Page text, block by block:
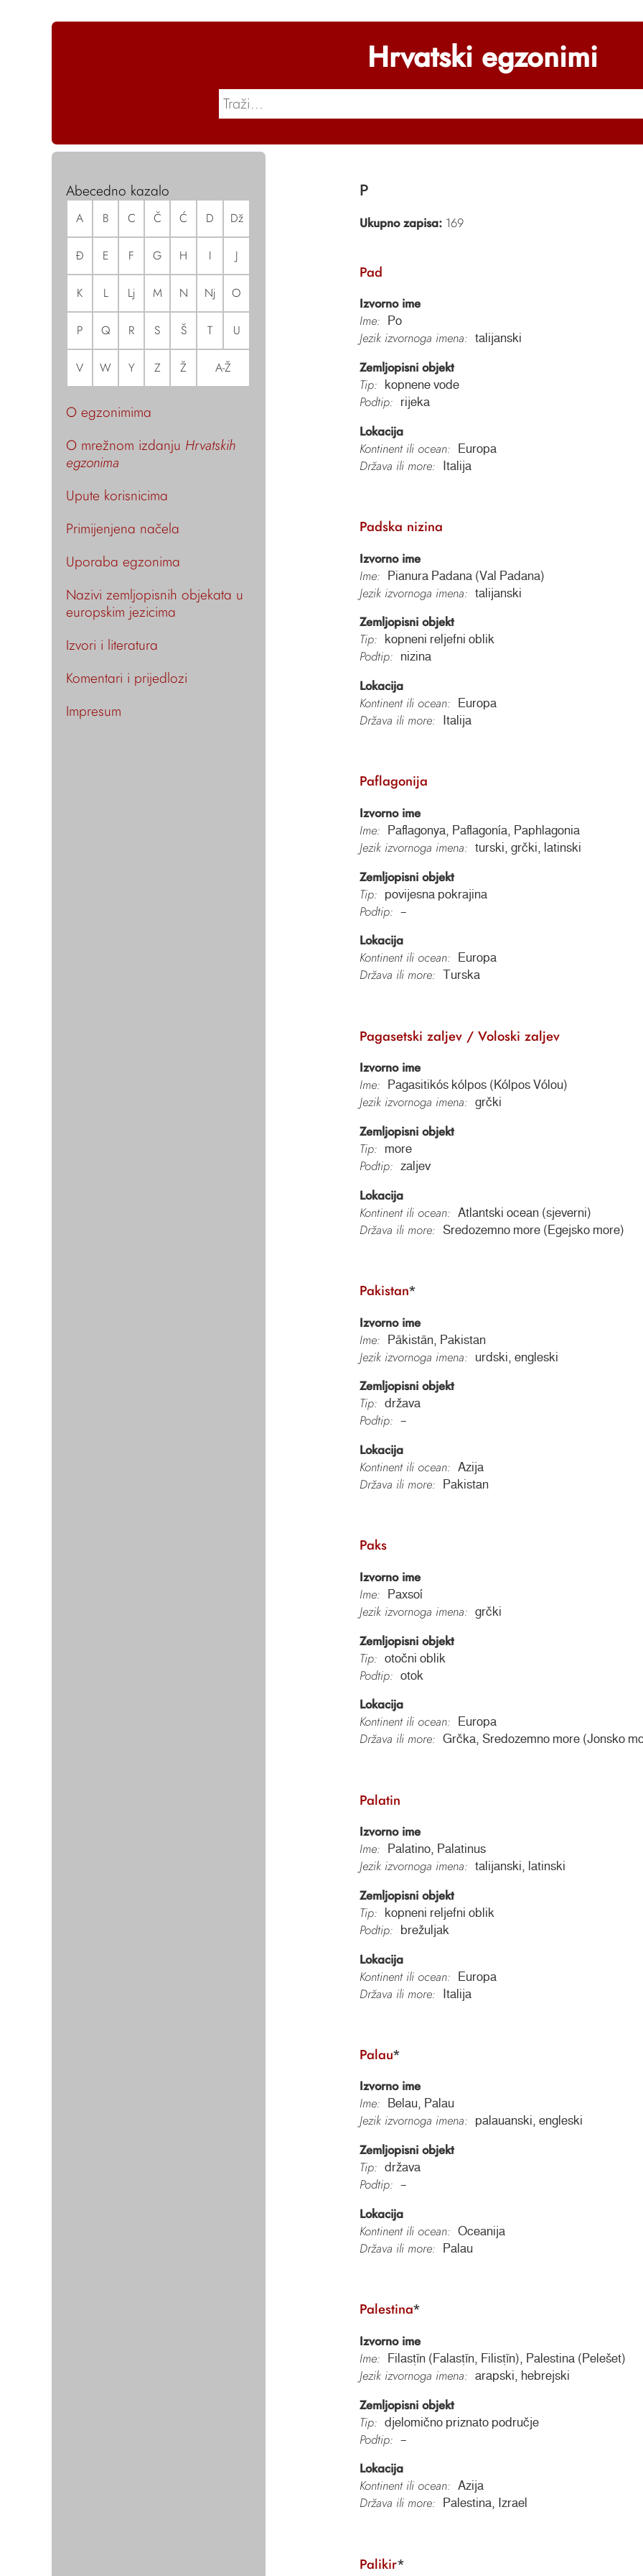
Hrvatski egzonimi
Abecedno kazalo
A B C Č Ć D Dž
Đ E F G H I J
K L Lj M N Nj O
P Q R S Š T U
V W Y Z Ž A-Ž
O egzonimima
O mrežnom izdanju Hrvatskih
egzonima
Upute korisnicima
Primijenjena načela
Uporaba egzonima
Nazivi zemljopisnih objekata u
europskim jezicima
Izvori i literatura
Komentari i prijedlozi
Impresum
P
Ukupno zapisa:169
Pad
Izvorno ime
Ime:
Po
Jezik izvornoga imena: talijanski
Zemljopisni objekt
Tip:
kopnene vode
Podtip: rijeka
Lokacija
Kontinent ili ocean:
Europa
Država ili more: Italija
Padska nizina
Izvorno ime
Ime:
Pianura Padana (Val Padana)
Jezik izvornoga imena: talijanski
Zemljopisni objekt
Tip:
kopneni reljefni oblik
Podtip: nizina
Lokacija
Kontinent ili ocean:
Europa
Država ili more: Italija
Paflagonija
Izvorno ime
Ime:
Paflagonya, Paflagonía, Paphlagonia
Jezik izvornoga imena: turski, grčki, latinski
Zemljopisni objekt
Tip:
povijesna pokrajina
Podtip: –
Lokacija
Kontinent ili ocean:
Europa
Država ili more: Turska
Pagasetski zaljev / Voloski zaljev
Izvorno ime
Ime:
Pagasitikós kólpos (Kólpos Vólou)
Jezik izvornoga imena: grčki
Zemljopisni objekt
Tip:
more
Podtip: zaljev
Lokacija
Kontinent ili ocean:
Atlantski ocean (sjeverni)
Država ili more: Sredozemno more (Egejsko more)
Pakistan*
Izvorno ime
Ime:
Pākistān, Pakistan
Jezik izvornoga imena: urdski, engleski
Zemljopisni objekt
Tip:
država
Podtip: –
Lokacija
Kontinent ili ocean:
Azija
Država ili more: Pakistan
Paks
Izvorno ime
Ime:
Paxsoí
Jezik izvornoga imena: grčki
Zemljopisni objekt
Tip:
otočni oblik
Podtip: otok
Lokacija
Kontinent ili ocean:
Europa
Država ili more: Grčka, Sredozemno more (Jonsko
Palatin
Izvorno ime
Ime:
Palatino, Palatinus
Jezik izvornoga imena: talijanski, latinski
Zemljopisni objekt
Tip:
kopneni reljefni oblik
Podtip: brežuljak
Lokacija
Kontinent ili ocean:
Europa
Država ili more: Italija
Palau*
Izvorno ime
Ime:
Belau, Palau
Jezik izvornoga imena: palauanski, engleski
Zemljopisni objekt
Tip:
država
Podtip: –
Lokacija
Kontinent ili ocean:
Oceanija
Država ili more: Palau
Palestina*
Izvorno ime
Ime:
Filasṭīn (Falasṭīn, Filisṭīn), Palestina (Pelešet)
Jezik izvornoga imena: arapski, hebrejski
Zemljopisni objekt
Tip:
djelomično priznato područje
Podtip: –
Lokacija
Kontinent ili ocean:
Azija
Država ili more: Palestina, Izrael
Palikir*